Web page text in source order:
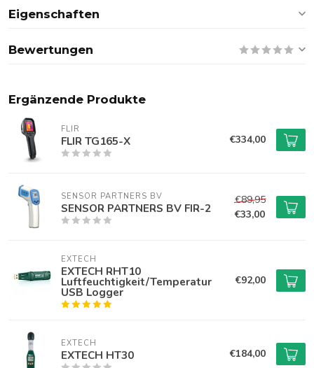
Eigenschaften
Bewertungen
Ergänzende Produkte
FLIR
FLIR TG165-X €334,00
SENSOR PARTNERS BV
SENSOR PARTNERS BV FIR-2
€89,95
€33,00
EXTECH
EXTECH RHT10
Luftfeuchtigkeit/Temperatur
USB Logger
€92,00
EXTECH
EXTECH HT30 €184,00